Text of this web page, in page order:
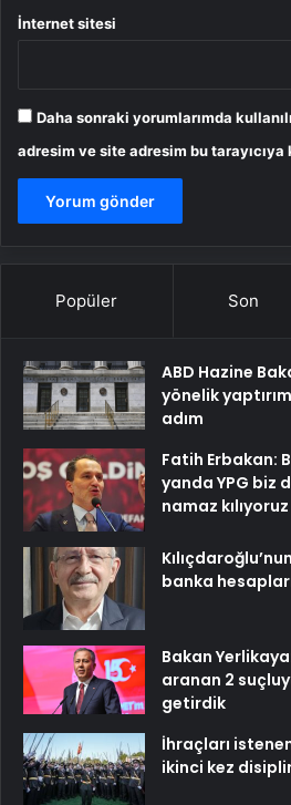
İnternet sitesi
Daha sonraki yorumlarımda
adresim ve site adresim bu
Popüler Son
ABD Hazine
yönelik
adım
Fatih Erbakan:
yanda YPG biz
namaz kılıyoruz
banka
Bakan
aranan 2
getirdik
İhraçları
ikinci kez